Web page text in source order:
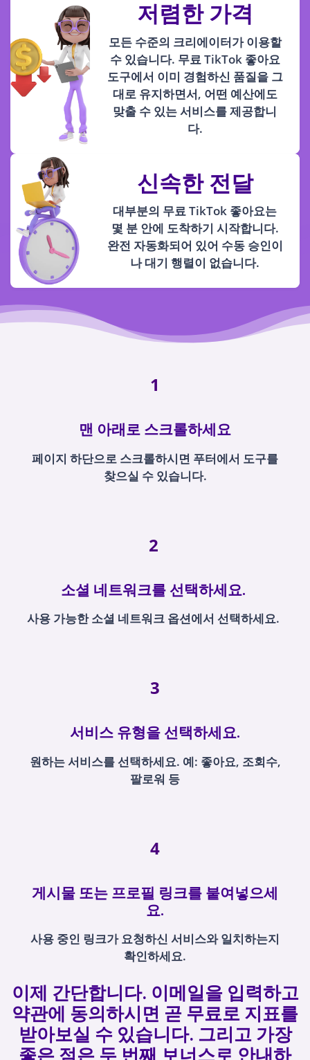
저렴한 가격
모든 수준의 크리에이터가 이용할
수 있습니다. 무료 TikTok 좋아요
도구에서 이미 경험하신 품질을 그
대로 유지하면서, 어떤 예산에도
맞출 수 있는 서비스를 제공합니
다.
신속한 전달
대부분의 무료 TikTok 좋아요는
몇 분 안에 도착하기 시작합니다.
완전 자동화되어 있어 수동 승인이
나 대기 행렬이 없습니다.
1
맨 아래로 스크롤하세요
페이지 하단으로 스크롤하시면 푸터에서 도구를
찾으실 수 있습니다.
2
소셜 네트워크를 선택하세요.
사용 가능한 소셜 네트워크 옵션에서 선택하세요.
3
서비스 유형을 선택하세요.
원하는 서비스를 선택하세요. 예: 좋아요, 조회수,
팔로워 등
4
게시물 또는 프로필 링크를 붙여넣으세
요.
사용 중인 링크가 요청하신 서비스와 일치하는지
확인하세요.
이제 간단합니다. 이메일을 입력하고
약관에 동의하시면 곧 무료로 지표를
받아보실 수 있습니다. 그리고 가장
좋은 점은 두 번째 보너스로 안내하